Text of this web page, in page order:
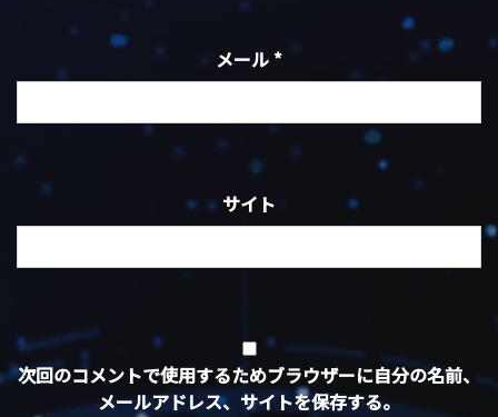
メール *
サイト
次回のコメントで使用するためブラウザーに自分の名前、
メールアドレス、サイトを保存する。